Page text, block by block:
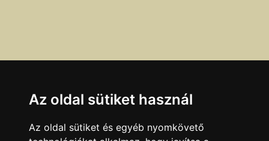
Az oldal sütiket használ
Az oldal sütiket és egyéb nyomkövető